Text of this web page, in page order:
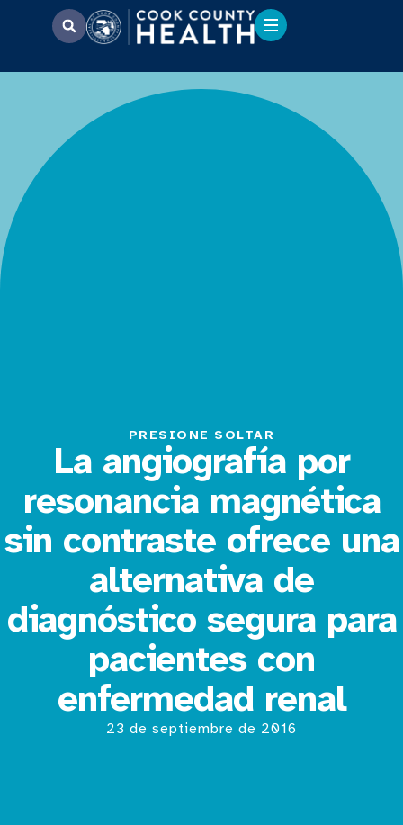
PRESIONE SOLTAR
La angiografía por
resonancia magnética
sin contraste ofrece una
alternativa de
diagnóstico segura para
pacientes con
enfermedad renal
23 de septiembre de 2016